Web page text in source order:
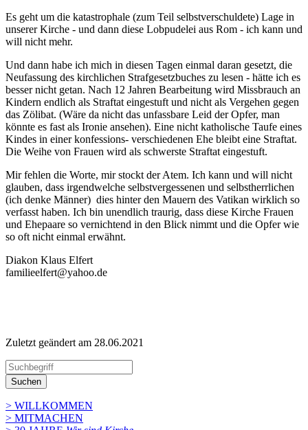
Es geht um die katastrophale (zum Teil selbstverschuldete) Lage in
unserer Kirche - und dann diese Lobpudelei aus Rom - ich kann und
will nicht mehr.
Und dann habe ich mich in diesen Tagen einmal daran gesetzt, die
Neufassung des kirchlichen Strafgesetzbuches zu lesen - hätte ich es
besser nicht getan. Nach 12 Jahren Bearbeitung wird Missbrauch an
Kindern endlich als Straftat eingestuft und nicht als Vergehen gegen
das Zölibat. (Wäre da nicht das unfassbare Leid der Opfer, man
könnte es fast als Ironie ansehen). Eine nicht katholische Taufe eines
Kindes in einer konfessions- verschiedenen Ehe bleibt eine Straftat.
Die Weihe von Frauen wird als schwerste Straftat eingestuft.
Mir fehlen die Worte, mir stockt der Atem. Ich kann und will nicht
glauben, dass irgendwelche selbstvergessenen und selbstherrlichen
(ich denke Männer) dies hinter den Mauern des Vatikan wirklich so
verfasst haben. Ich bin unendlich traurig, dass diese Kirche Frauen
und Ehepaare so vernichtend in den Blick nimmt und die Opfer wie
so oft nicht einmal erwähnt.
Diakon Klaus Elfert
familieelfert@yahoo.de
Zuletzt geändert am 28­.06.2021
Suchen
> WILLKOMMEN
> MITMACHEN